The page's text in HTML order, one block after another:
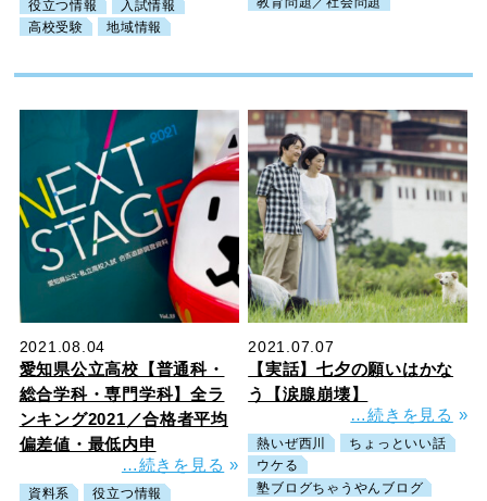
役立つ情報
入試情報
高校受験
地域情報
2021.08.04
愛知県公立高校【普通科・
総合学科・専門学科】全ラ
ンキング2021／合格者平均
偏差値・最低内申
…続きを見る »
資料系
役立つ情報
2021.07.07
【実話】七夕の願いはかな
う【涙腺崩壊】
…続きを見る »
熱いぜ西川
ちょっといい話
ウケる
塾ブログちゃうやんブログ